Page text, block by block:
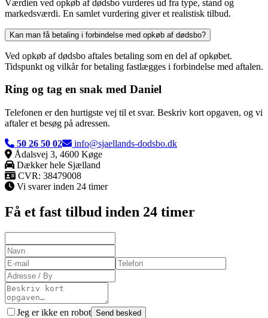
Værdien ved opkøb af dødsbo vurderes ud fra type, stand og
markedsværdi. En samlet vurdering giver et realistisk tilbud.
Kan man få betaling i forbindelse med opkøb af dødsbo?
Ved opkøb af dødsbo aftales betaling som en del af opkøbet.
Tidspunkt og vilkår for betaling fastlægges i forbindelse med aftalen.
Ring og tag en snak med Daniel
Telefonen er den hurtigste vej til et svar. Beskriv kort opgaven, og vi
aftaler et besøg på adressen.
50 26 50 02
info@sjaellands-dodsbo.dk
Ådalsvej 3, 4600 Køge
Dækkerhele Sjælland
CVR: 38479008
Vi svarer inden 24 timer
Få et fast tilbud inden 24 timer
Jeg er ikke en robot Send besked